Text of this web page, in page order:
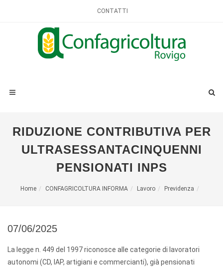
CONTATTI
RIDUZIONE CONTRIBUTIVA PER
ULTRASESSANTACINQUENNI
PENSIONATI INPS
Home CONFAGRICOLTURA INFORMA Lavoro Previdenza
07/06/2025
La legge n. 449 del 1997 riconosce alle categorie di lavoratori
autonomi (CD, IAP, artigiani e commercianti), già pensionati